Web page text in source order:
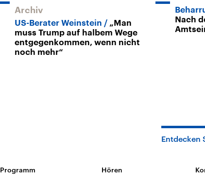
Archiv
US-Berater Weinstein
„Man
muss Trump auf halbem Wege
entgegenkommen, wenn nicht
noch mehr“
Nach
Entdecken
Programm Hören